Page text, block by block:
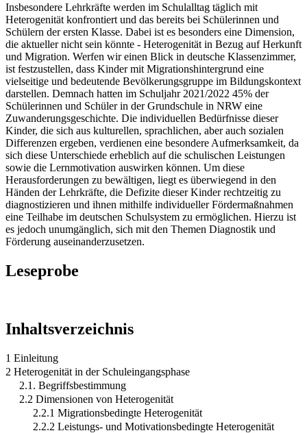
Insbesondere Lehrkräfte werden im Schulalltag täglich mit
Heterogenität konfrontiert und das bereits bei Schülerinnen und
Schülern der ersten Klasse. Dabei ist es besonders eine Dimension,
die aktueller nicht sein könnte - Heterogenität in Bezug auf Herkunft
und Migration. Werfen wir einen Blick in deutsche Klassenzimmer,
ist festzustellen, dass Kinder mit Migrationshintergrund eine
vielseitige und bedeutende Bevölkerungsgruppe im Bildungskontext
darstellen. Demnach hatten im Schuljahr 2021/2022 45% der
Schülerinnen und Schüler in der Grundschule in NRW eine
Zuwanderungsgeschichte. Die individuellen Bedürfnisse dieser
Kinder, die sich aus kulturellen, sprachlichen, aber auch sozialen
Differenzen ergeben, verdienen eine besondere Aufmerksamkeit, da
sich diese Unterschiede erheblich auf die schulischen Leistungen
sowie die Lernmotivation auswirken können. Um diese
Herausforderungen zu bewältigen, liegt es überwiegend in den
Händen der Lehrkräfte, die Defizite dieser Kinder rechtzeitig zu
diagnostizieren und ihnen mithilfe individueller Fördermaßnahmen
eine Teilhabe im deutschen Schulsystem zu ermöglichen. Hierzu ist
es jedoch unumgänglich, sich mit den Themen Diagnostik und
Förderung auseinanderzusetzen.
Leseprobe
Inhaltsverzeichnis
1 Einleitung
2 Heterogenität in der Schuleingangsphase
2.1. Begriffsbestimmung
2.2 Dimensionen von Heterogenität
2.2.1 Migrationsbedingte Heterogenität
2.2.2 Leistungs- und Motivationsbedingte Heterogenität